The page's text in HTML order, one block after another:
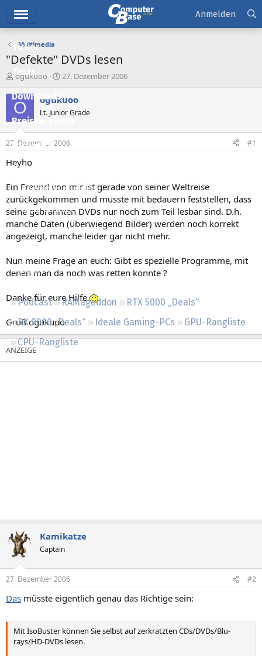
Ticker
Tests
Downloads
Preisvergleich
Forum
Aktuelles
Empfohlene Inhalte
Neue Beiträge
Neueste Aktivitäten
Regeln
Podcast RAMageddon
RTX 5000 „Deals“
RX 9000 „Deals“
Ideale Gaming-PCs
GPU-Rangliste
CPU-Rangliste
Anmelden
Multimedia
"Defekte" DVDs lesen
E
s
t
e
e
r
ogukuoo
E
s
e
l
t
27. Dezember 2006
O ogukuoo
Lt. Junior Grade
27. Dezember 2006 #1
Heyho
Ein Freund von mir ist gerade von seiner Weltreise
zurückgekommen und musste mit bedauern feststellen, dass
seine gebrannten DVDs nur noch zum Teil lesbar sind. D.h.
manche Daten (überwiegend Bilder) werden noch korrekt
angezeigt, manche leider gar nicht mehr.
Nun meine Frage an euch: Gibt es spezielle Programme, mit
denen man da noch was retten könnte ?
Danke für eure Hilfe
Gruß ogukuoo
Kamikatze
Captain
27. Dezember 2006 #2
Das müsste eigentlich genau das Richtige sein:
Mit IsoBuster können Sie selbst auf zerkratzten CDs/DVDs/Blu-
rays/HD-DVDs lesen.